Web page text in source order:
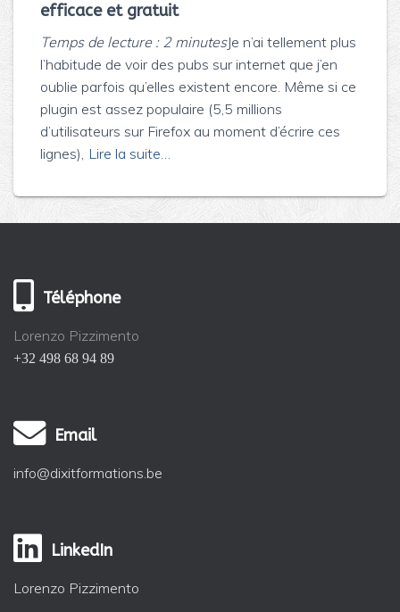
efficace et gratuit
Temps de lecture : 2 minutesJe n’ai tellement plus
l’habitude de voir des pubs sur internet que j’en
oublie parfois qu’elles existent encore. Même si ce
plugin est assez populaire (5,5 millions
d’utilisateurs sur Firefox au moment d’écrire ces
lignes), Lire la suite…
Téléphone
Lorenzo Pizzimento
+32 498 68 94 89
Email
info@dixitformations.be
LinkedIn
Lorenzo Pizzimento